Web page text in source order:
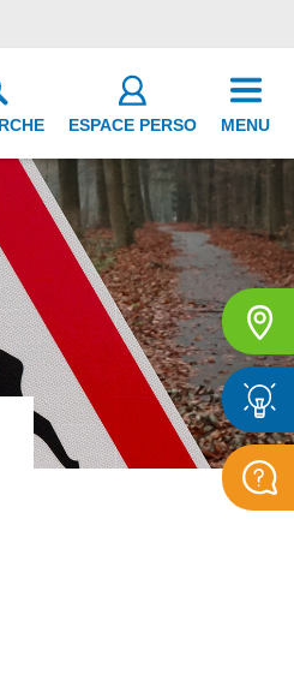
ESPACE PERSO MENU